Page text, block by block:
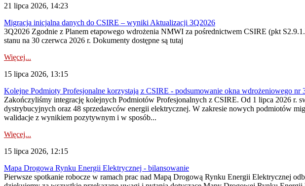
21 lipca 2026, 14:23
Migracja inicjalna danych do CSIRE – wyniki Aktualizacji 3Q2026
3Q2026 Zgodnie z Planem etapowego wdrożenia NMWI za pośrednictwem CSIRE (pkt
stanu na 30 czerwca 2026 r. Dokumenty dostępne są tutaj
Więcej...
15 lipca 2026, 13:15
Kolejne Podmioty Profesjonalne korzystają z CSIRE - podsumowanie okna wdrożeniowego nr
Zakończyliśmy integrację kolejnych Podmiotów Profesjonalnych z CSIRE. Od 1 lipca 2026 r.
dystrybucyjnych oraz 48 sprzedawców energii elektrycznej. W zakresie nowych podmiotów
walidacje z wynikiem pozytywnym i w sposób...
Więcej...
15 lipca 2026, 12:15
Mapa Drogowa Rynku Energii Elektrycznej - bilansowanie
Pierwsze spotkanie robocze w ramach prac nad Mapą Drogową Rynku Energii Elektrycznej